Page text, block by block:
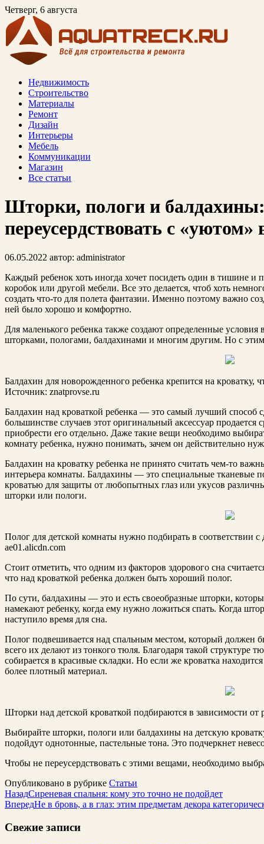
Четверг, 6 августа
Недвижимость
Строительство
Материалы
Ремонт
Дизайн
Интерьеры
Мебель
Коммуникации
Магазин
Все статьи
Шторки, пологи и
переусердствовать с «уютом»
06.05.2022 автор: administrator
Каждый ребенок хоть иногда хочет посидеть один в тишине и
коробок или другой мебели. Все это делается, чтоб хоть
создать что-то для полета фантазии. Именно поэтому важно
ней было хорошо и комфортно.
Для маленького ребенка также создают определенные
шторками, пологами, балдахинами и многим другим. Но с этим
Балдахин для новорожденного ребенка крепится на кроватку,
Источник: znatprovse.ru
Балдахин над кроваткой ребенка — это самый лучший способ
большинстве случаев этот оригинальный аксессуар
приобрести его отдельно. Даже такие вещи необходимо
комнату ребенка, нужно понимать, зачем он действительно
Балдахин на кроватку ребенка не принято считать чем-то
интерьера комнаты. Балдахины — это специальные тканевые
кроватью для защиты от любопытных глаз или укусов
шторки или пологи.
Полог для детской комнаты нужно подбирать в соответствии
ae01.alicdn.com
Стоит отметить, что одним из факторов здорового сна
что над кроваткой ребенка должен быть хороший полог.
По сути, балдахины — это и есть своеобразные шторки,
намекают ребенку, когда ему нужно ложиться спать. Когда
наступило время для сна.
Полог подвешивается над спальным местом, который должен
всего их делают из тонкого тюля. Благодаря такой структуре
собирается в красивые складки. Но если же кроватка
более плотный материал.
Шторки над детской кроваткой подбираются в зависимости
Выбирайте шторки, пологи или балдахины на детскую
подойдут однотонные, пастельные тона. Это подчеркнет
Чтобы не переусердствовать с этими вещами, необходимо
Опубликовано в рубрике Статьи
НазадСиреневая спальня: кому это точно не подойдет
ВпередНе в бровь, а в глаз: этим предметам декора
Свежие записи